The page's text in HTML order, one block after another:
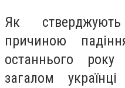
Як
причиною
останнього
загалом